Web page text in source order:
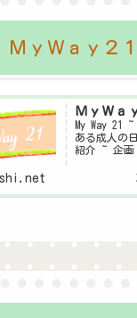
ＭｙＷａｙ２１
ＭｙＷａ
My Way 21
ある成人の
紹介 ~ 企画